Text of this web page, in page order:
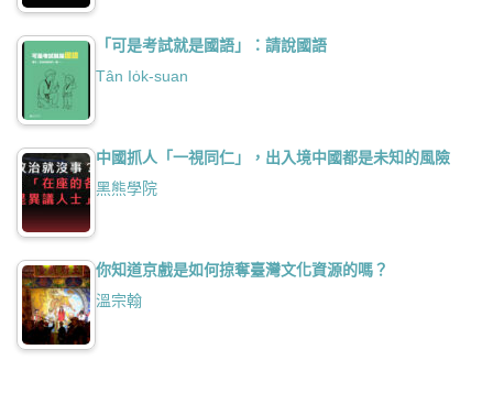
「可是考試就是國語」：請說國語
Tân Io̍k-suan
中國抓人「一視同仁」，出入境中國都是未知的風險
黑熊學院
你知道京戲是如何掠奪臺灣文化資源的嗎？
溫宗翰